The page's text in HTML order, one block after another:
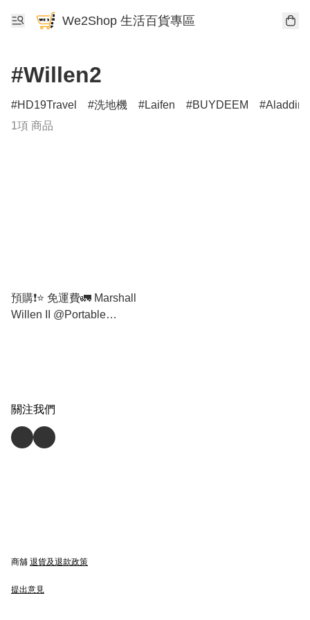
We2Shop 生活百貨專區
#Willen2
HD19Travel 洗地機 Laifen BUYDEEM
Aladdin
1項 商品
預購❗️⭐️ 免運費🚛 Marshall
Willen II @Portable
關注我們
商舖 退貨及退款政策
提出意見